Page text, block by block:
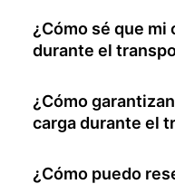
¿Cómo sé que mi
durante el
¿Cómo
carga durante el
¿Cómo puedo